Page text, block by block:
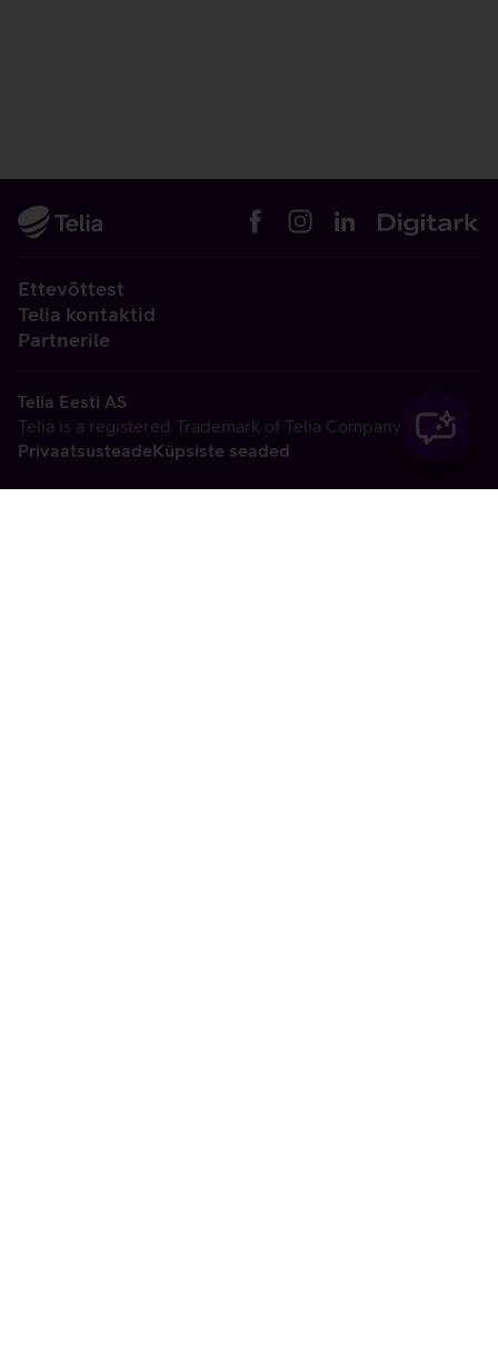
Ettevõttest
Telia kontaktid
Partnerile
Telia Eesti AS
Telia is a registered Trademark of Telia Company AB
PrivaatsusteadeKüpsiste seaded